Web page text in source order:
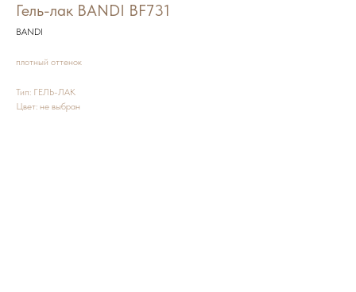
Гель-лак BANDI BF731
BANDI
плотный оттенок
Тип: ГЕЛЬ-ЛАК
Цвет: не выбран